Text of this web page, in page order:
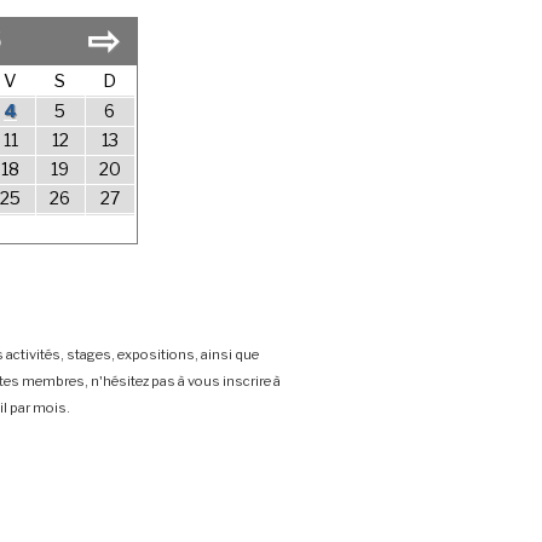
⇨
V S D
4 5
6
11 12
13
18 19
20
25 26
27
activités, stages, expositions, ainsi que
membres, n'hésitez pas à vous inscrire à
par mois.